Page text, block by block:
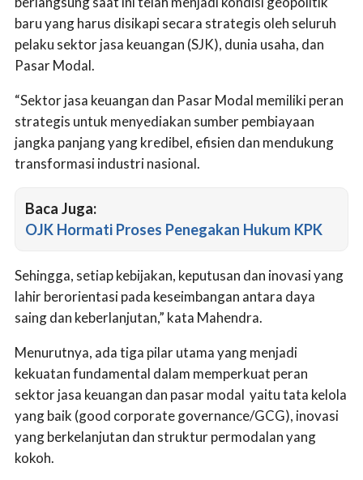
baru yang harus disikapi secara strategis oleh seluruh
pelaku sektor jasa keuangan (SJK), dunia usaha, dan
Pasar Modal.
“Sektor jasa keuangan dan Pasar Modal memiliki peran
strategis untuk menyediakan sumber pembiayaan
jangka panjang yang kredibel, efisien dan mendukung
transformasi industri nasional.
Baca Juga:
OJK Hormati Proses Penegakan Hukum KPK
Sehingga, setiap kebijakan, keputusan dan inovasi yang
lahir berorientasi pada keseimbangan antara daya
saing dan keberlanjutan,” kata Mahendra.
Menurutnya, ada tiga pilar utama yang menjadi
kekuatan fundamental dalam memperkuat peran
sektor jasa keuangan dan pasar modal yaitu tata kelola
yang baik (good corporate governance/GCG), inovasi
yang berkelanjutan dan struktur permodalan yang
kokoh.